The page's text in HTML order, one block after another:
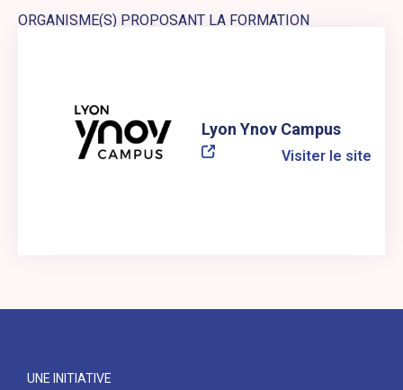
ORGANISME(S) PROPOSANT LA FORMATION
Lyon Ynov Campus
Visiter le site
UNE INITIATIVE